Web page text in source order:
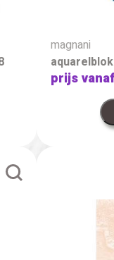
magnani
prijs vanaf